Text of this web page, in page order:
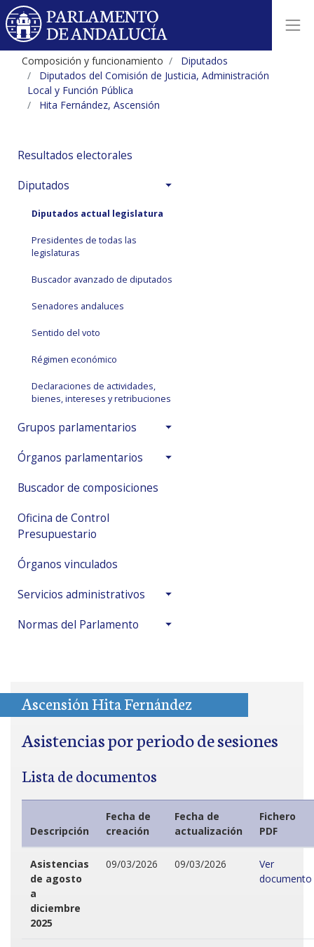
Composición y funcionamiento
Diputados
Diputados del Comisión de Justicia, Administración
Local y Función Pública
Hita Fernández, Ascensión
Resultados electorales
Diputados
Diputados actual legislatura
Presidentes de todas las
legislaturas
Buscador avanzado de diputados
Senadores andaluces
Sentido del voto
Régimen económico
Declaraciones de actividades,
bienes, intereses y retribuciones
Grupos parlamentarios
Órganos parlamentarios
Buscador de composiciones
Oficina de Control
Presupuestario
Órganos vinculados
Servicios administrativos
Normas del Parlamento
Ascensión Hita Fernández
Asistencias por periodo de sesiones
Lista de documentos
Descripción
Fecha de
creación
Fecha de
actualización
Fichero
PDF
Asistencias
de agosto
a
diciembre
2025
09/03/2026 09/03/2026
Ver
documento